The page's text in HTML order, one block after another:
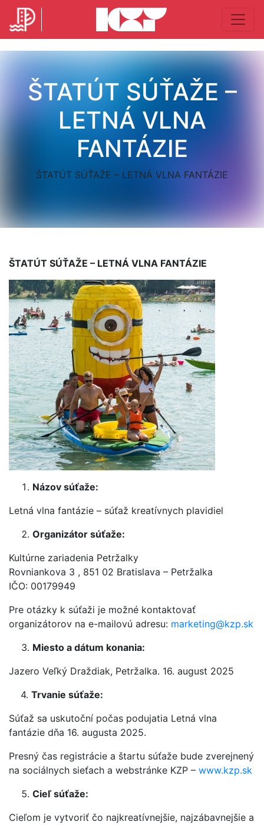
ŠTATÚT SÚŤAŽE –
LETNÁ VLNA
FANTÁZIE
ŠTATÚT SÚŤAŽE – LETNÁ VLNA FANTÁZIE
ŠTATÚT SÚŤAŽE – LETNÁ VLNA FANTÁZIE
Názov súťaže:
Letná vlna fantázie – súťaž kreatívnych plavidiel
Organizátor súťaže:
Kultúrne zariadenia Petržalky
Rovniankova 3 , 851 02 Bratislava – Petržalka
IČO: 00179949
Pre otázky k súťaži je možné kontaktovať
organizátorov na e-mailovú adresu: marketing@kzp.sk
Miesto a dátum konania:
Jazero Veľký Draždiak, Petržalka. 16. august 2025
4. Trvanie súťaže:
Súťaž sa uskutoční počas podujatia Letná vlna
fantázie dňa 16. augusta 2025.
Presný čas registrácie a štartu súťaže bude zverejnený
na sociálnych sieťach a webstránke KZP – www.kzp.sk
Cieľ súťaže:
Cieľom je vytvoriť čo najkreatívnejšie, najzábavnejšie a